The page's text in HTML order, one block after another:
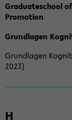
Graduateschool
Promotion
Grundlagen
Grundlagen
2023)
H